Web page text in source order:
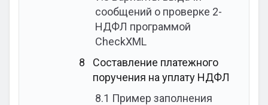
сообщений о проверке 2-
НДФЛ программой
CheckXML
8
Составление платежного
поручения на уплату НДФЛ
8.1 Пример заполнения